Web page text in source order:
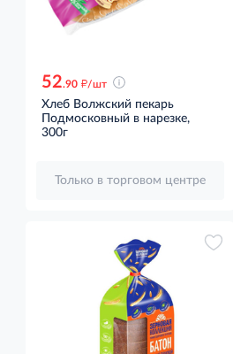
52.90 д/шт
Хлеб Волжский пекарь
Подмосковный в нарезке,
300г
Только в торговом центре